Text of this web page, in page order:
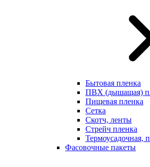
Бытовая пленка
ПВХ (дышащая)
Пищевая пленка
Сетка
Скотч, ленты
Стрейч пленка
Термоусадочная,
Фасовочные пакеты